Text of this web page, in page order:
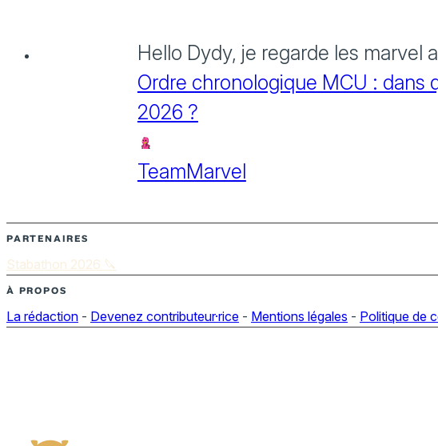
Hello Dydy, je regarde les marvel
Ordre chronologique MCU : dans
2026 ?
TeamMarvel
PARTENAIRES
Stabathon 2026 🔪
À PROPOS
La rédaction - Devenez contributeur·rice - Mentions légales - Politique de